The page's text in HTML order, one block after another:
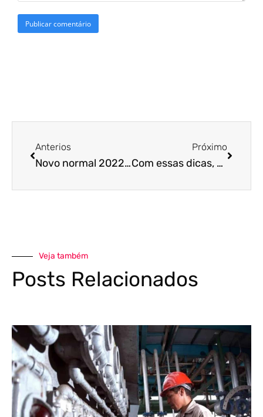
Anterios
Novo normal 2022: entenda como ele será no dia a dia da sua empresa!
Próximo
Com essas dicas, vai ficar mais fácil ser um líder de sucesso em 2022
Veja também
Posts Relacionados